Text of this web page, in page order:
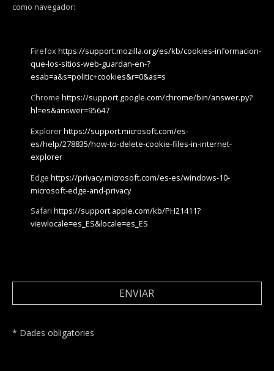
como navegador:
Firefoxhttps://support.mozilla.org/es/kb/cookies-informacion-
que-los-sitios-web-guardan-en-?
esab=a&s=politic+cookies&r=0&as=s
Chrome https://support.google.com/chrome/bin/answer.py?
hl=es&answer=95647
Explorerhttps://support.microsoft.com/es-
es/help/278835/how-to-delete-cookie-files-in-internet-
explorer
Edge https://privacy.microsoft.com/es-es/windows-10-
microsoft-edge-and-privacy
Safari https://support.apple.com/kb/PH21411?
viewlocale=es_ES&locale=es_ES
ENVIAR
* Dades obligatories